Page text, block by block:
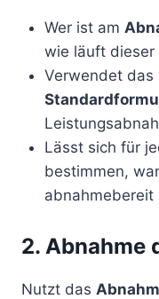
Wer ist am
wie läuft dieser
Verwendet das
Lässt sich für
bestimmen,
abnahmebereit
2. Abnahme
Nutzt das